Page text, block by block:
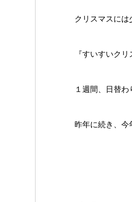
クリスマスには
『すいすいク
１週間、日替
昨年に続き、今